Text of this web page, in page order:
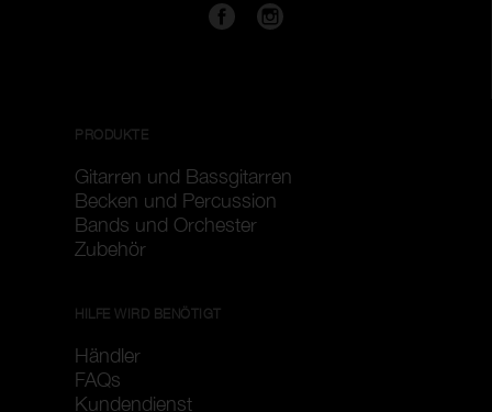
PRODUKTE
Gitarren und Bassgitarren
Becken und Percussion
Bands und Orchester
Zubehör
HILFE WIRD BENÖTIGT
Händler
FAQs
Kundendienst